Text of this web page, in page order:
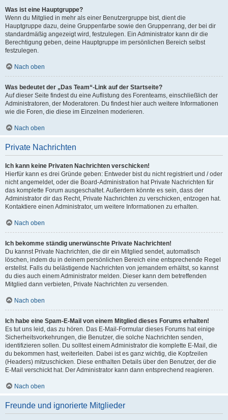
Was ist eine Hauptgruppe?
Wenn du Mitglied in mehr als einer Benutzergruppe bist, dient die
Hauptgruppe dazu, deine Gruppenfarbe sowie den Gruppenrang, der bei dir
standardmäßig angezeigt wird, festzulegen. Ein Administrator kann dir die
Berechtigung geben, deine Hauptgruppe im persönlichen Bereich selbst
festzulegen.
Nach oben
Was bedeutet der „Das Team“-Link auf der Startseite?
Auf dieser Seite findest du eine Auflistung des Forenteams, einschließlich der
Administratoren, der Moderatoren. Du findest hier auch weitere Informationen
wie die Foren, die diese im Einzelnen moderieren.
Nach oben
Private Nachrichten
Ich kann keine Privaten Nachrichten verschicken!
Hierfür kann es drei Gründe geben: Entweder bist du nicht registriert und / oder
nicht angemeldet, oder die Board-Administration hat Private Nachrichten für
das komplette Forum ausgeschaltet. Außerdem könnte es sein, dass der
Administrator dir das Recht, Private Nachrichten zu verschicken, entzogen hat.
Kontaktiere einen Administrator, um weitere Informationen zu erhalten.
Nach oben
Ich bekomme ständig unerwünschte Private Nachrichten!
Du kannst Private Nachrichten, die dir ein Mitglied sendet, automatisch
löschen, indem du in deinem persönlichen Bereich eine entsprechende Regel
erstellst. Falls du belästigende Nachrichten von jemandem erhältst, so kannst
du dies auch einem Administrator melden. Dieser kann dem betreffenden
Mitglied dann verbieten, Private Nachrichten zu versenden.
Nach oben
Ich habe eine Spam-E-Mail von einem Mitglied dieses Forums erhalten!
Es tut uns leid, das zu hören. Das E-Mail-Formular dieses Forums hat einige
Sicherheitsvorkehrungen, die Benutzer, die solche Nachrichten senden,
identifizieren sollen. Du solltest einem Administrator die komplette E-Mail, die
du bekommen hast, weiterleiten. Dabei ist es ganz wichtig, die Kopfzeilen
(Headers) mitzuschicken. Diese enthalten Details über den Benutzer, der die
E-Mail verschickt hat. Der Administrator kann dann entsprechend reagieren.
Nach oben
Freunde und ignorierte Mitglieder